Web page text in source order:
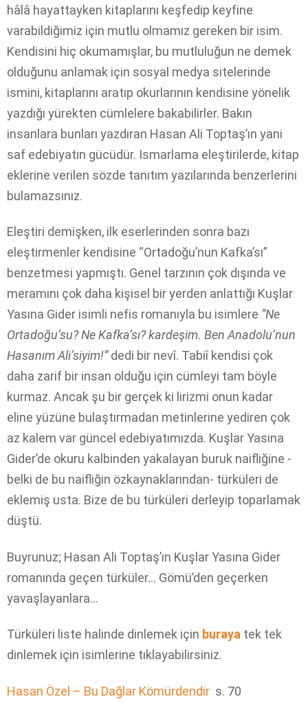
hâlâ hayattayken kitaplarını keşfedip keyfine
varabildiğimiz için mutlu olmamız gereken bir isim.
Kendisini hiç okumamışlar, bu mutluluğun ne demek
olduğunu anlamak için sosyal medya sitelerinde
ismini, kitaplarını aratıp okurlarının kendisine yönelik
yazdığı yürekten cümlelere bakabilirler. Bakın
insanlara bunları yazdıran Hasan Ali Toptaş’ın yani
saf edebiyatın gücüdür. Ismarlama eleştirilerde, kitap
eklerine verilen sözde tanıtım yazılarında benzerlerini
bulamazsınız.
Eleştiri demişken, ilk eserlerinden sonra bazı
eleştirmenler kendisine “Ortadoğu’nun Kafka’sı”
benzetmesi yapmıştı. Genel tarzının çok dışında ve
meramını çok daha kişisel bir yerden anlattığı Kuşlar
Yasına Gider isimli nefis romanıyla bu isimlere “Ne
Ortadoğu’su? Ne Kafka’sı? kardeşim. Ben Anadolu’nun
Hasanım Ali’siyim!”dedi bir nevî. Tabiî kendisi çok
daha zarif bir insan olduğu için cümleyi tam böyle
kurmaz. Ancak şu bir gerçek ki lirizmi onun kadar
eline yüzüne bulaştırmadan metinlerine yediren çok
az kalem var güncel edebiyatımızda. Kuşlar Yasına
Gider’de okuru kalbinden yakalayan buruk naifliğine -
belki de bu naifliğin özkaynaklarından- türküleri de
eklemiş usta. Bize de bu türküleri derleyip toparlamak
düştü.
Buyrunuz; Hasan Ali Toptaş’ın Kuşlar Yasına Gider
romanında geçen türküler… Gömü’den geçerken
yavaşlayanlara…
Türküleri liste halinde dinlemek için buraya tek tek
dinlemek için isimlerine tıklayabilirsiniz.
Hasan Özel – Bu Dağlar Kömürdendir s. 70